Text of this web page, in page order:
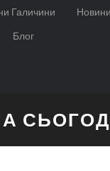
Галичини
Блог